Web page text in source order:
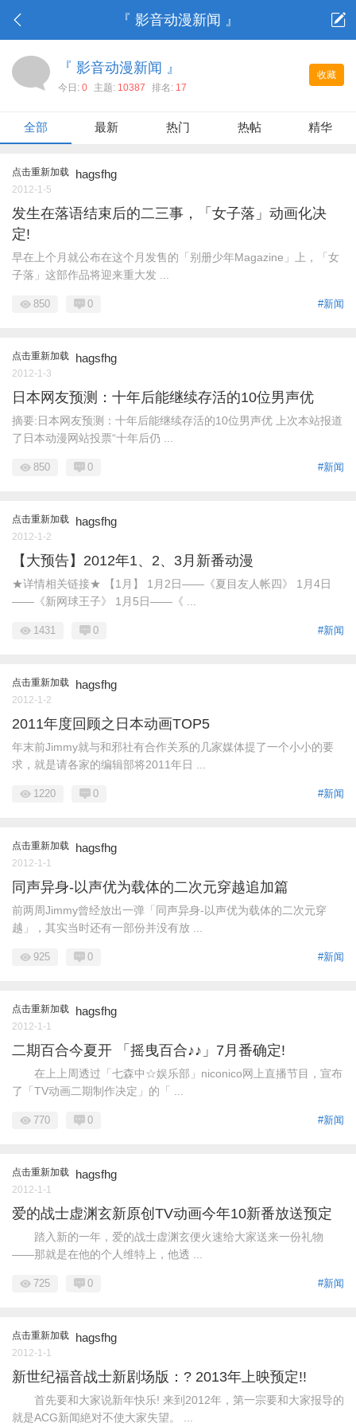
『 影音动漫新闻 』
收藏
『 影音动漫新闻 』
今日: 0 主题: 10387 排名: 17
全部 最新 热门 热帖 精华
点击重新加载 hagsfhg
2012-1-5
发生在落语结束后的二三事，「女子落」动画化决
定!
早在上个月就公布在这个月发售的「别册少年Magazine」上，「女
子落」这部作品将迎来重大发 ...
#新闻
850 0
点击重新加载 hagsfhg
2012-1-3
日本网友预测：十年后能继续存活的10位男声优
摘要:日本网友预测：十年后能继续存活的10位男声优 上次本站报道
了日本动漫网站投票“十年后仍 ...
#新闻
850 0
点击重新加载 hagsfhg
2012-1-2
【大预告】2012年1、2、3月新番动漫
★详情相关链接★ 【1月】 1月2日——《夏目友人帐四》 1月4日
——《新网球王子》 1月5日——《 ...
#新闻
1431 0
点击重新加载 hagsfhg
2012-1-2
2011年度回顾之日本动画TOP5
年末前Jimmy就与和邪社有合作关系的几家媒体提了一个小小的要
求，就是请各家的编辑部将2011年日 ...
#新闻
1220 0
点击重新加载 hagsfhg
2012-1-1
同声异身-以声优为载体的二次元穿越追加篇
前两周Jimmy曾经放出一弹「同声异身-以声优为载体的二次元穿
越」，其实当时还有一部份并没有放 ...
#新闻
925 0
点击重新加载 hagsfhg
2012-1-1
二期百合今夏开 「摇曳百合♪♪」7月番确定!
在上上周透过「七森中☆娱乐部」niconico网上直播节目，宣布
了「TV动画二期制作决定」的「 ...
#新闻
770 0
点击重新加载 hagsfhg
2012-1-1
爱的战士虚渊玄新原创TV动画今年10新番放送预定
踏入新的一年，爱的战士虚渊玄便火速给大家送来一份礼物
——那就是在他的个人维特上，他透 ...
#新闻
725 0
点击重新加载 hagsfhg
2012-1-1
新世纪福音战士新剧场版：? 2013年上映预定!!
首先要和大家说新年快乐! 来到2012年，第一宗要和大家报导的
就是ACG新闻絶对不使大家失望。 ...